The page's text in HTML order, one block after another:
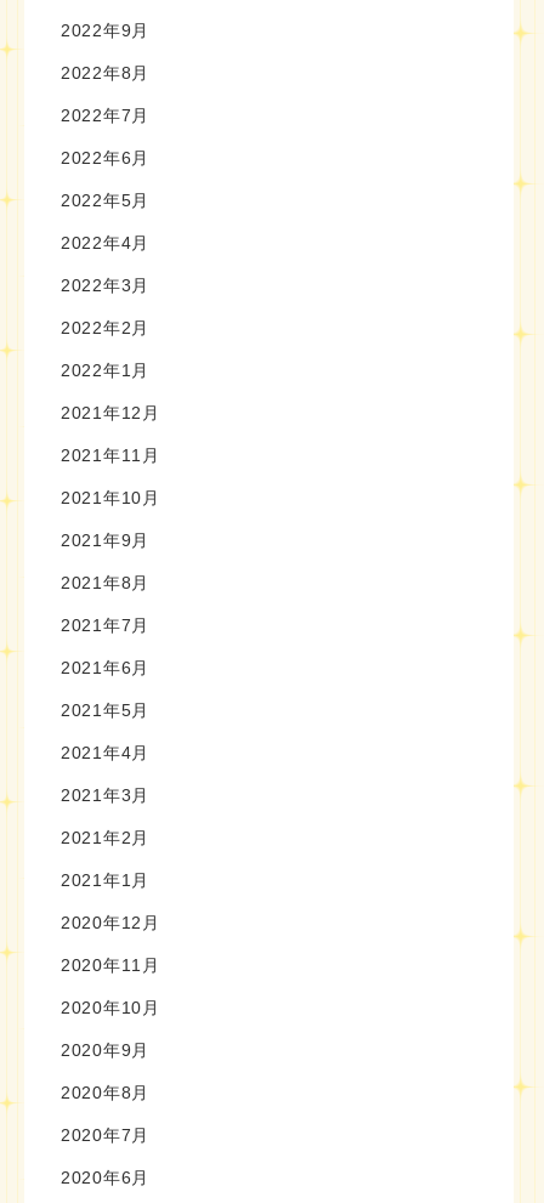
2022年9月
2022年8月
2022年7月
2022年6月
2022年5月
2022年4月
2022年3月
2022年2月
2022年1月
2021年12月
2021年11月
2021年10月
2021年9月
2021年8月
2021年7月
2021年6月
2021年5月
2021年4月
2021年3月
2021年2月
2021年1月
2020年12月
2020年11月
2020年10月
2020年9月
2020年8月
2020年7月
2020年6月